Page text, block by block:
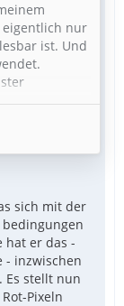
eigentlich nur
ist. Und
einfach
sie nur
(z.B.:
(z.B.: mov
sich mit der
hat er das -
- inzwischen
Es stellt nun
Pixeln